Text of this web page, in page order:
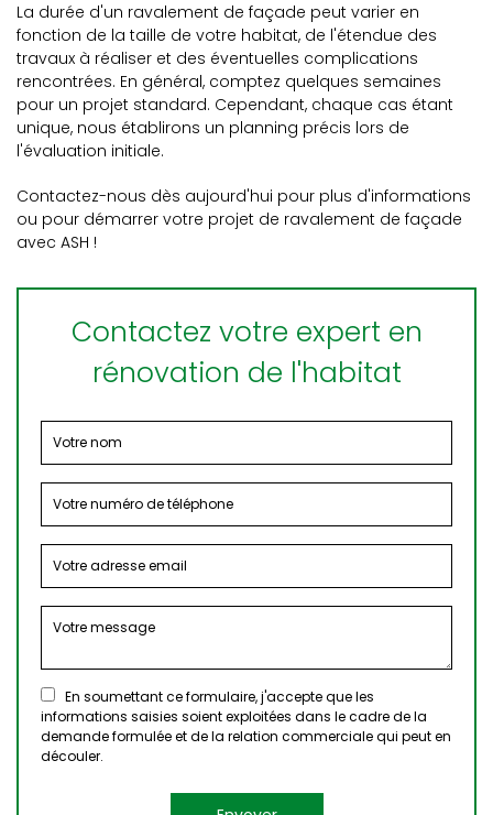
La durée d'un ravalement de façade peut varier en
fonction de la taille de votre habitat, de l'étendue des
travaux à réaliser et des éventuelles complications
rencontrées. En général, comptez quelques semaines
pour un projet standard. Cependant, chaque cas étant
unique, nous établirons un planning précis lors de
l'évaluation initiale.
Contactez-nous dès aujourd'hui pour plus d'informations
ou pour démarrer votre projet de ravalement de façade
avec ASH !
Contactez votre expert en
rénovation de l'habitat
En soumettant ce formulaire, j'accepte que les
informations saisies soient exploitées dans le cadre de la
demande formulée et de la relation commerciale qui peut en
découler.